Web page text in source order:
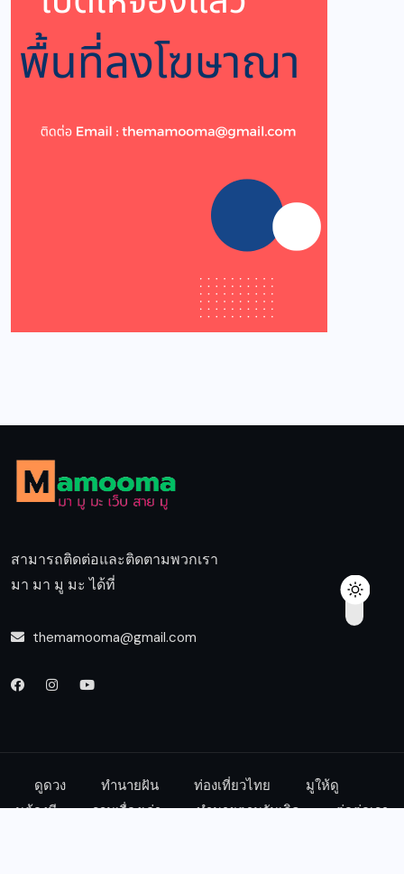
สามารถติดต่อและติดตามพวกเรา
มา มา มู มะ ได้ที่
themamooma@gmail.com
ดูดวง ทำนายฝัน ท่องเที่ยวไทย
มูให้ดู
มูต้องมี
รวมเรื่องเล่า ทำนายตามวันเกิด ต่อต่อเรา